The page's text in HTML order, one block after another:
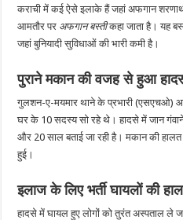
कराची में कई ऐसे इलाके हैं जहां अफगान
आमतौर पर अफगान बस्तीकहा जाता है। यह
जहां बुनियादी सुविधाओं की भारी कमी है।
पुराने मकान की वजह से हुआ
गुलशन-ए-मयमार थाने के प्रभारी (एसएचओ)
घर के 10 सदस्य सो रहे थे। हादसे में जान
और 20 साल बताई जा रही है। मकान की
हुई।
इलाज के लिए भर्ती घायलों की
हादसे में घायल हुए लोगों को तुरंत अस्पताल ले